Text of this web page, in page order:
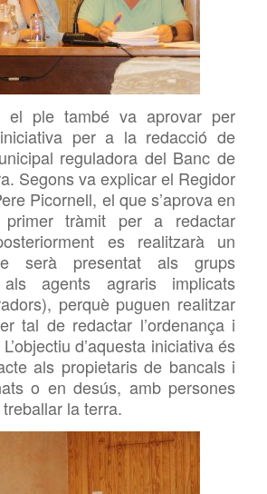
el ple també va aprovar per
per a la redacció de
reguladora del Banc de
Segons va explicar el Regidor
Picornell, el que s’aprova en
tràmit per a redactar
es realitzarà un
serà presentat als grups
agents agraris implicats
perquè puguen realitzar
tal de redactar l’ordenança i
d’aquesta iniciativa és
als propietaris de bancals i
o en desús, amb persones
la terra.